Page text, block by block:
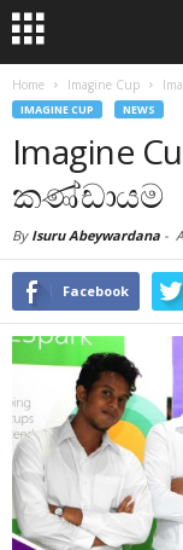
Home Imagine Cup
IMAGINE CUP NEWS
Imagine
කණ්ඩායම
By Isuru Abeywardana -
Facebook